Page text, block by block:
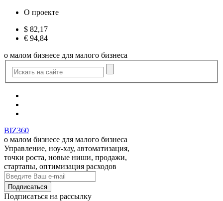
О проекте
$ 82,17
€ 94,84
о малом бизнесе для малого бизнеса
BIZ360
о малом бизнесе для малого бизнеса
Управление, ноу-хау, автоматизация,
точки роста, новые ниши, продажи,
стартапы, оптимизация расходов
Подписаться на рассылку